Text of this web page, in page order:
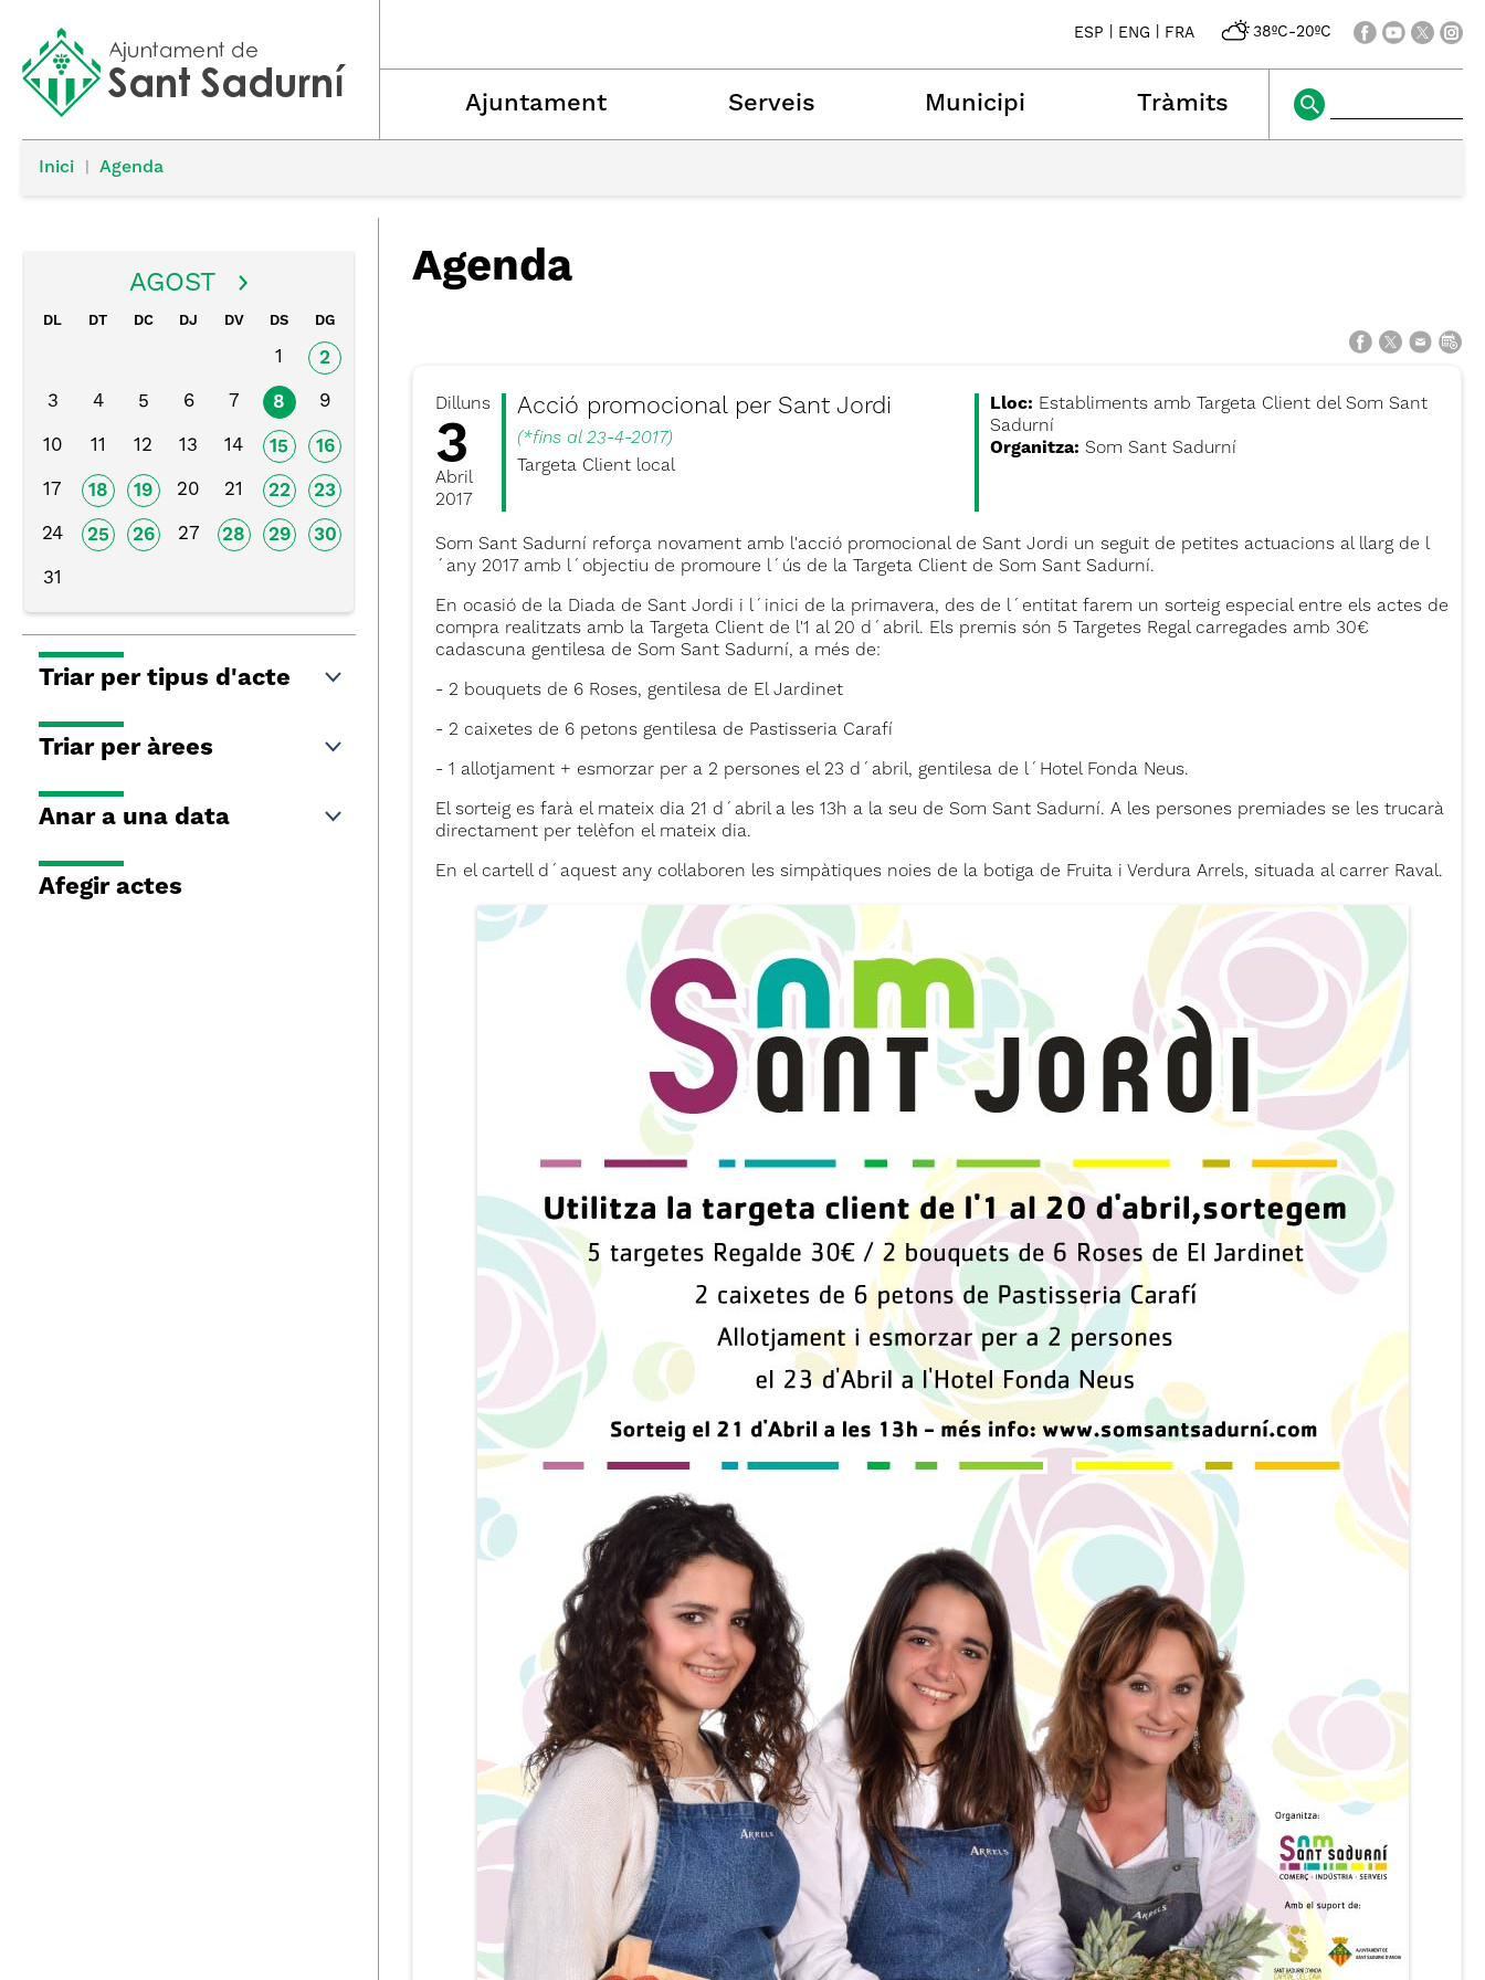
ESP ENG FRA 38ºC-20ºC
Ajuntament Serveis Municipi Tràmits
Inici Agenda
AGOST
DL DT DC DJ DV DS DG
1 2
3 4 5 6 7 8 9
10 11 12 13 14 15 16
17 18 19 20 21 22 23
24 25 26 27 28 29 30
31
Triar per tipus d'acte
Triar per àrees
Anar a una data
Afegir actes
Agenda
Dilluns
3
Abril
2017
Acció promocional per Sant Jordi
(*fins al 23-4-2017)
Targeta Client local
Lloc: Establiments amb Targeta Client del Som Sant
Sadurní
Organitza: Som Sant Sadurní
Som Sant Sadurní reforça novament amb l'acció promocional de Sant Jordi un seguit de petites actuacions al llarg de l
´any 2017 amb l´objectiu de promoure l´ús de la Targeta Client de Som Sant Sadurní.
En ocasió de la Diada de Sant Jordi i l´inici de la primavera, des de l´entitat farem un sorteig especial entre els actes de
compra realitzats amb la Targeta Client de l'1 al 20 d´abril. Els premis són 5 Targetes Regal carregades amb 30€
cadascuna gentilesa de Som Sant Sadurní, a més de:
- 2 bouquets de 6 Roses, gentilesa de El Jardinet
- 2 caixetes de 6 petons gentilesa de Pastisseria Carafí
- 1 allotjament + esmorzar per a 2 persones el 23 d´abril, gentilesa de l´Hotel Fonda Neus.
El sorteig es farà el mateix dia 21 d´abril a les 13h a la seu de Som Sant Sadurní. A les persones premiades se les trucarà
directament per telèfon el mateix dia.
En el cartell d´aquest any col·laboren les simpàtiques noies de la botiga de Fruita i Verdura Arrels, situada al carrer Raval.